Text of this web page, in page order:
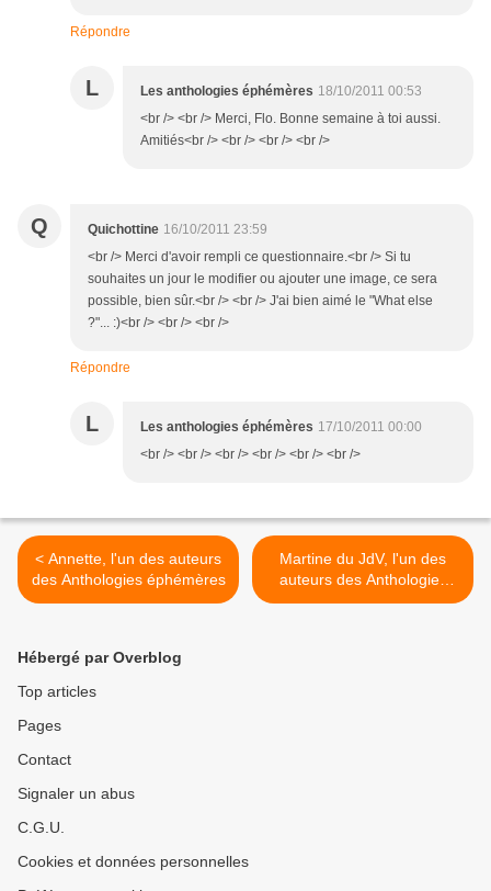
Répondre
L Les anthologies éphémères 18/10/2011 00:53
<br /> <br /> Merci, Flo. Bonne semaine à toi aussi.
Amitiés<br /> <br /> <br /> <br />
Q Quichottine 16/10/2011 23:59
<br /> Merci d'avoir rempli ce questionnaire.<br /> Si tu
souhaites un jour le modifier ou ajouter une image, ce sera
possible, bien sûr.<br /> <br /> J'ai bien aimé le "What else
?"... :)<br /> <br /> <br />
Répondre
L Les anthologies éphémères 17/10/2011 00:00
<br /> <br /> <br /> <br /> <br /> <br />
< Annette, l'un des auteurs
des Anthologies éphémères
Martine du JdV, l'un des
auteurs des Anthologies
éphémères >
Hébergé par Overblog
Top articles
Pages
Contact
Signaler un abus
C.G.U.
Cookies et données personnelles